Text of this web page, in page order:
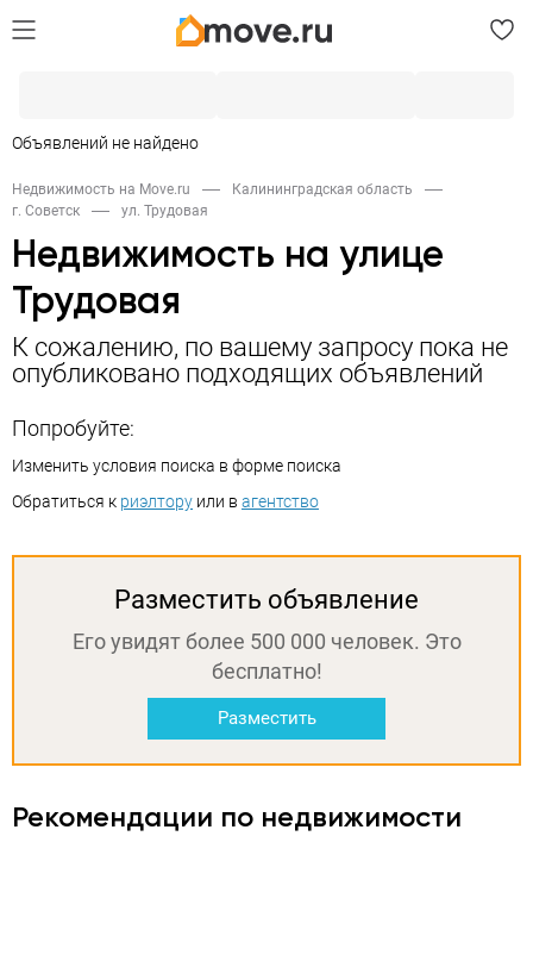
Объявлений не найдено
Недвижимость на Move.ru
Калининградская область
г. Советск
ул. Трудовая
Недвижимость на улице
Трудовая
К сожалению, по вашему запросу пока не
опубликовано подходящих объявлений
Попробуйте:
Изменить условия поиска в форме поиска
Обратиться к риэлтору или в агентство
Разместить объявление
Его увидят более 500 000 человек. Это
бесплатно!
Разместить
Рекомендации по недвижимости